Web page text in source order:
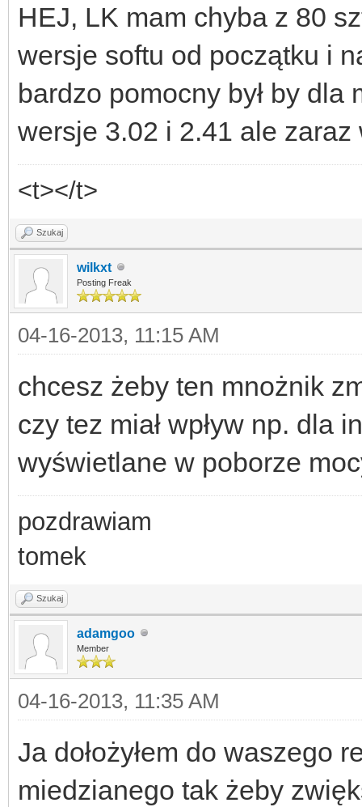
HEJ, LK mam chyba z 80
wersje softu od początku i
bardzo pomocny był by
wersje 3.02 i 2.41 ale
<t></t>
Szukaj
wilkxt
Posting Freak
04-16-2013, 11:15 AM
chcesz żeby ten mnożnik
czy tez miał wpływ np. dla
wyświetlane w poborze
pozdrawiam
tomek
Szukaj
adamgoo
Member
04-16-2013, 11:35 AM
Ja dołożyłem do waszego
miedzianego tak żeby